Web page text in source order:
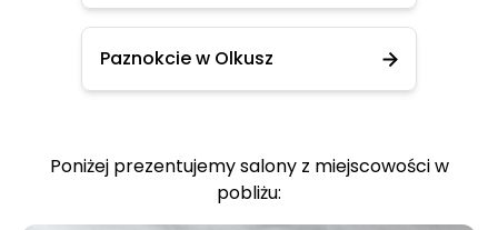
Paznokcie w Olkusz
Poniżej prezentujemy salony z miejscowości w
pobliżu: